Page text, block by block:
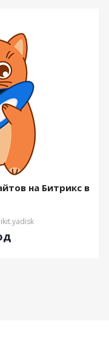
на Битрикс в